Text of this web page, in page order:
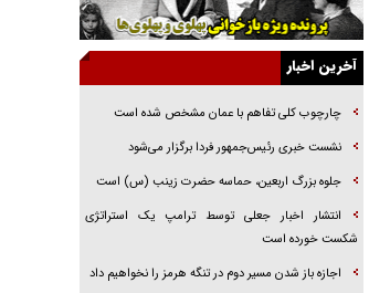
یهودی‌ها در ادبیات داستانی اروپا؛ از شکسپیر تا
دیکنز
خواهرم فرمانده جهادی و اهل خدمت بی‌منت بود
جزئیات شکنجه‌هایم فراتر از آن است که در بیان
برابر یورش به پاسگاه‌های پلیس
آخرین اخبار
چارچوب کلی تفاهم با عمان مشخص شده است
نشست خبری رئیس‌جمهور فردا برگزار می‌شود
جلوه بزرگ اربعین، حماسه حضرت زینب (س) است
انتشار اخبار جعلی توسط ترامپ یک استراتژی
شکست خورده است
اجازه باز شدن مسیر دوم در تنگه هرمز را نخواهیم داد